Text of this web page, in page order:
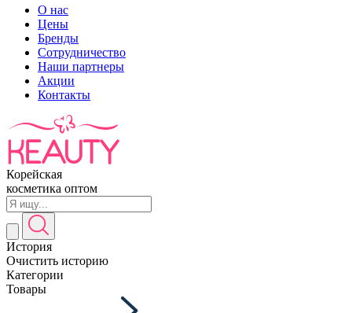
О нас
Цены
Бренды
Сотрудничество
Наши партнеры
Акции
Контакты
Корейская
косметика оптом
История
Очистить историю
Категории
Товары